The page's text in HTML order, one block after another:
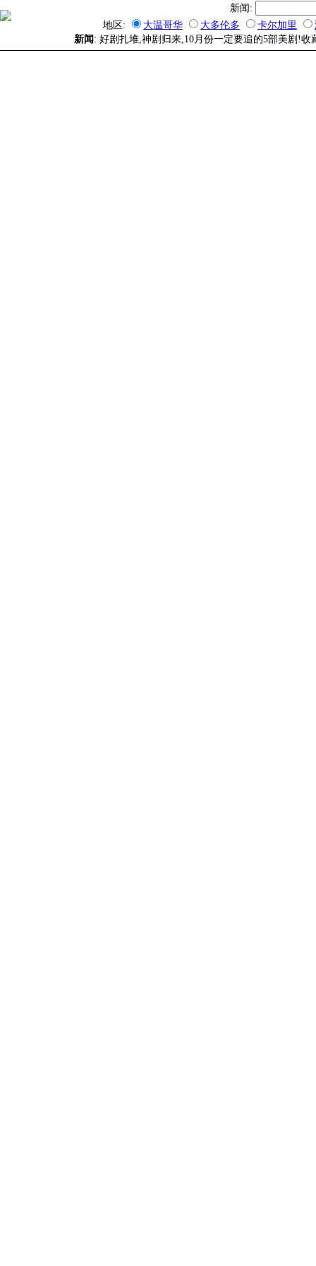
新闻:
地区:
大温哥华 大多伦多 卡尔加里
新闻 : 好剧扎堆,神剧归来,10月份一定要追的5部美剧!